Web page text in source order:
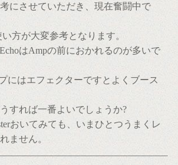
にさせていただき、現在奮闘中で
い方が大変参考となります。
はAmpの前におかれるのが多いで
にはエフェクターですとよくブース
すれば一番よいでしょうか?
おいてみても、いまひとつうまくレ
ません。